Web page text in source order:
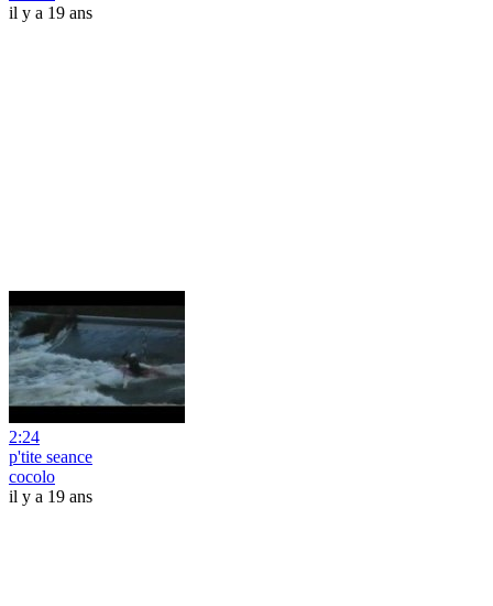
il y a 19 ans
2:24
p'tite seance
cocolo
il y a 19 ans